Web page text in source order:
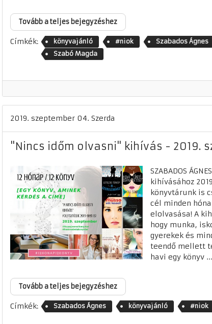
Tovább a teljes bejegyzéshez
Címkék: könyvajánló #niok
Szabados Ágnes
Szabó Magda
2019. szeptember 04. Szerda
"Nincs időm olvasni" kihívás - 2019.
SZABADOS
kihívásához
könyvtárunk is
cél minden
elolvasása! A
hogy munka,
gyerekek és
teendő mellett
havi egy könyv ...
Tovább a teljes bejegyzéshez
Címkék: Szabados Ágnes könyvajánló #niok